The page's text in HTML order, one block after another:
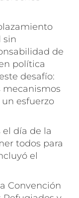
sin
de
política
desafío:
mecanismos
esfuerzo
el día de la
todos para
el
Convención